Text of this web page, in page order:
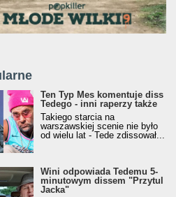
Ten Typ Mes komentuje diss
Tedego - inni raperzy także
Takiego starcia na
warszawskiej scenie nie było
od wielu lat - Tede zdissował...
Wini odpowiada Tedemu 5-
minutowym dissem "Przytul
Jacka"